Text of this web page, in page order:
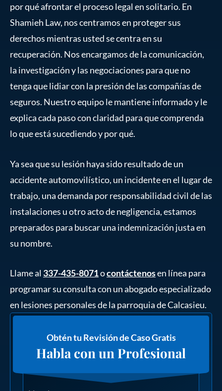
por qué afrontar el proceso legal en solitario. En
Shamieh Law, nos centramos en proteger sus
derechos mientras usted se centra en su
recuperación. Nos encargamos de la comunicación,
la investigación y las negociaciones para que no
tenga que lidiar con la presión de las compañías de
seguros. Nuestro equipo le mantiene informado y le
explica cada paso con claridad para que comprenda
lo que está sucediendo y por qué.
Ya sea que su lesión haya sido resultado de un
accidente automovilístico, un incidente en el lugar de
trabajo, una demanda por responsabilidad civil de las
instalaciones u otro acto de negligencia, estamos
preparados para buscar una indemnización justa en
su nombre.
Llame al 337-435-8071ocontáctenosen línea para
programar su consulta con un abogado especializado
en lesiones personales de la parroquia de Calcasieu.
Obtén tu Revisión de Caso Gratis
Habla con un Profesional